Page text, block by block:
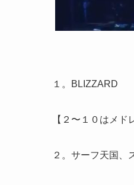
１。BLIZZARD
【２〜１０はメド
２。サーフ天国、